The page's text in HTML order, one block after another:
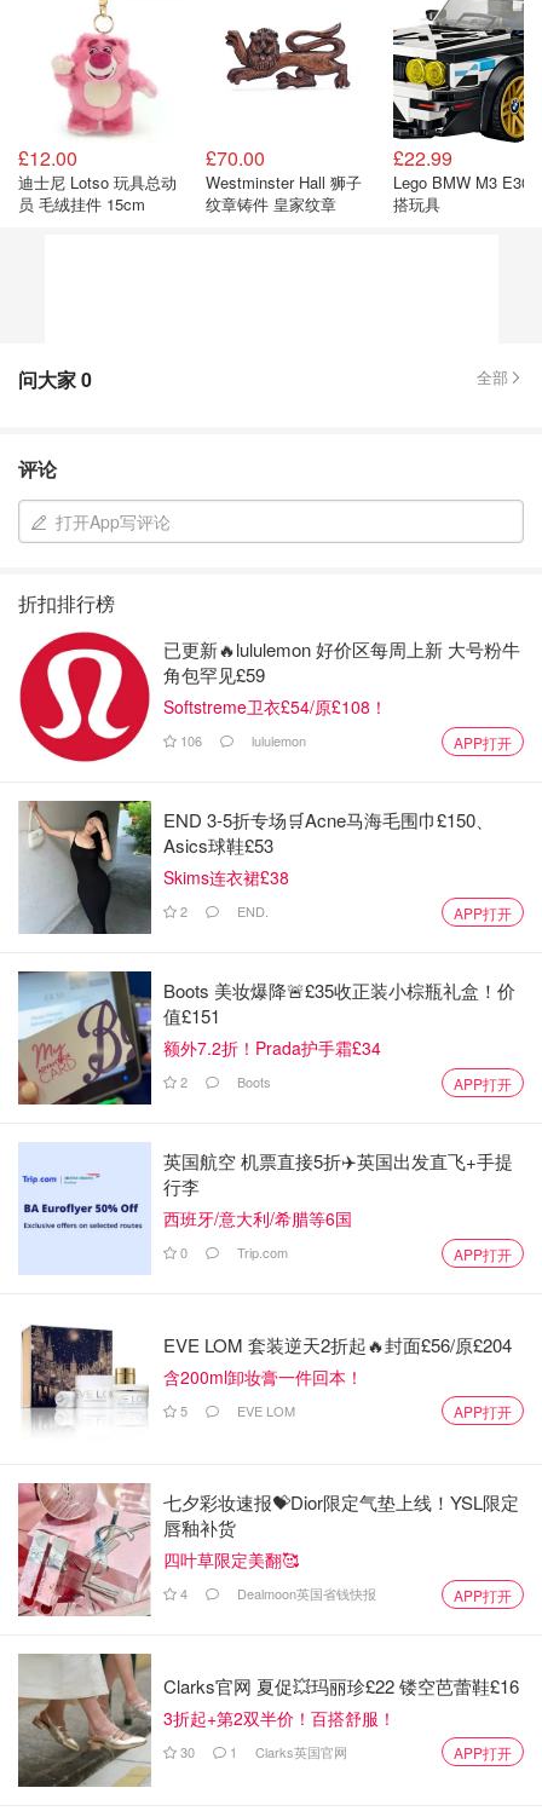
£12.00
迪士尼 Lotso 玩具总动
员 毛绒挂件 15cm
£70.00
Westminster Hall 狮子
纹章铸件 皇家纹章
£22.99
Lego BMW M3 E30
搭玩具
问大家0 全部
评论
打开App写评论
折扣排行榜
已更新🔥lululemon 好价区每周上新 大号粉牛
角包罕见£59
Softstreme卫衣£54/原£108！
106 lululemon APP打开
END 3-5折专场🛒Acne马海毛围巾£150、
Asics球鞋£53
Skims连衣裙£38
2 END. APP打开
Boots 美妆爆降🚨£35收正装小棕瓶礼盒！价
值£151
额外7.2折！Prada护手霜£34
2 Boots APP打开
英国航空 机票直接5折✈️英国出发直飞+手提
行李
西班牙/意大利/希腊等6国
0 Trip.com APP打开
EVE LOM 套装逆天2折起🔥封面£56/原£204
含200ml卸妆膏一件回本！
5 EVE LOM APP打开
七夕彩妆速报💝Dior限定气垫上线！YSL限定
唇釉补货
四叶草限定美翻🥰
4 Dealmoon英国省钱快报 APP打开
Clarks官网 夏促💥玛丽珍£22 镂空芭蕾鞋£16
3折起+第2双半价！百搭舒服！
30 1 Clarks英国官网 APP打开